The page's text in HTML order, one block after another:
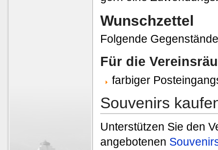
Wunschzettel
Folgende
Für die
farbiger
Souvenirs
Unterstützen Sie den
angebotenen